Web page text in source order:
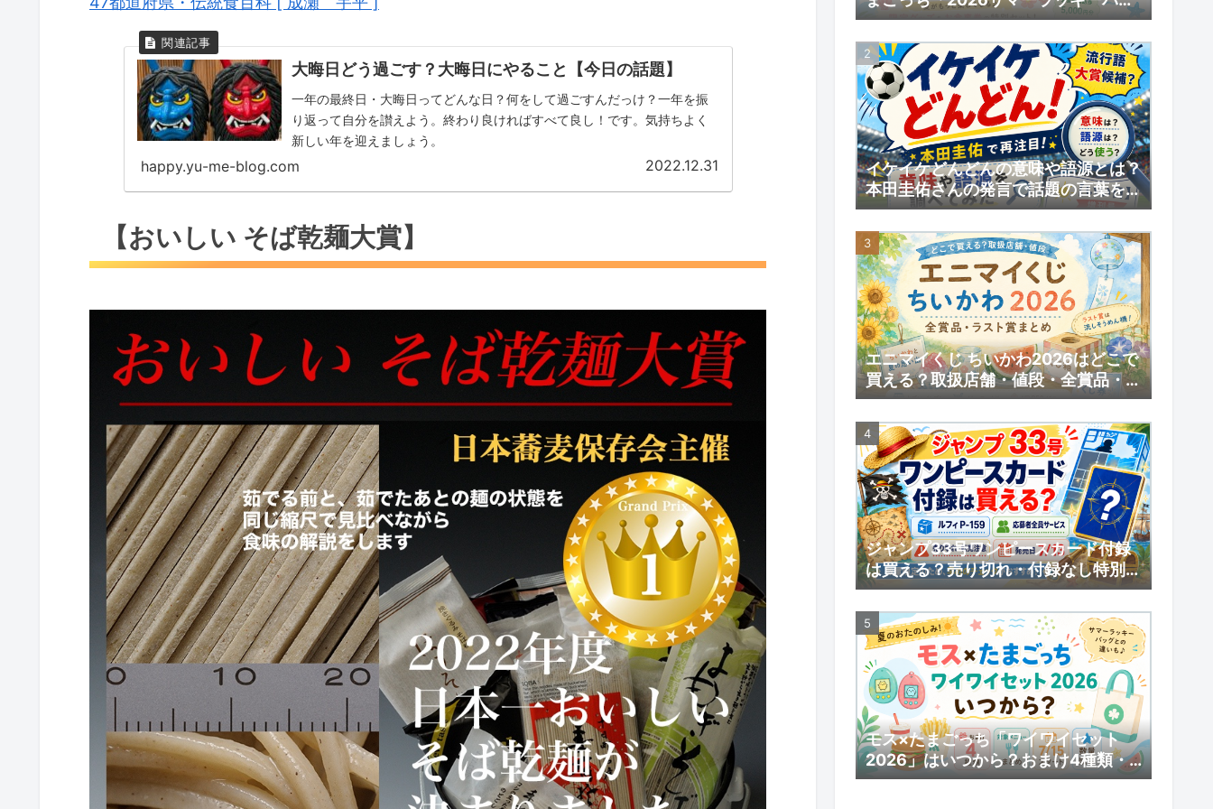
大晦日どう過ごす？大晦日にやること【今日の話題】
一年の最終日・大晦日ってどんな日？何をして過ごすんだっけ？一年を振
り返って自分を讃えよう。終わり良ければすべて良し！です。気持ちよく
新しい年を迎えましょう。
happy.yu-me-blog.com 2022.12.31
【おいしい そば乾麺大賞】
グ」予約スタート！数量限定の内容と
予約情報
イケイケどんどんの意味や語源とは？
本田圭佑さんの発言で話題の言葉を調
べてみた｜【いい日】増刊号
エニマイくじ ちいかわ2026はどこで
買える？取扱店舗・値段・全賞品・ラ
スト賞まとめ
ジャンプ33号ワンピースカード付録
は買える？売り切れ・付録なし特別版
の受注販売・応募者全員サービスまと
め
モス×たまごっち「ワイワイセット
2026」はいつから？おまけ4種類・
対象メニューまとめ